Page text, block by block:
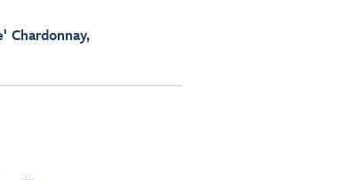
Chardonnay,